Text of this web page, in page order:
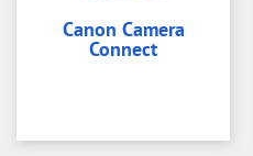
Canon Camera
Connect